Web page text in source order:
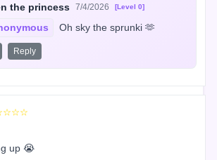
the princess 7/4/2026 [Level 0]
Oh sky the sprunki 🫶
Reply
up 😭